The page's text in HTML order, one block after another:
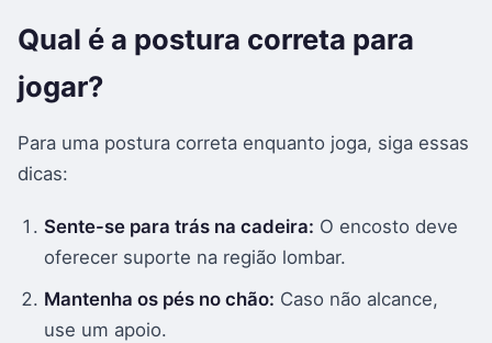
Qual é a postura correta para
jogar?
Para uma postura correta enquanto joga, siga essas
dicas:
Sente-se para trás na cadeira: O encosto deve
oferecer suporte na região lombar.
Mantenha os pés no chão: Caso não alcance,
use um apoio.